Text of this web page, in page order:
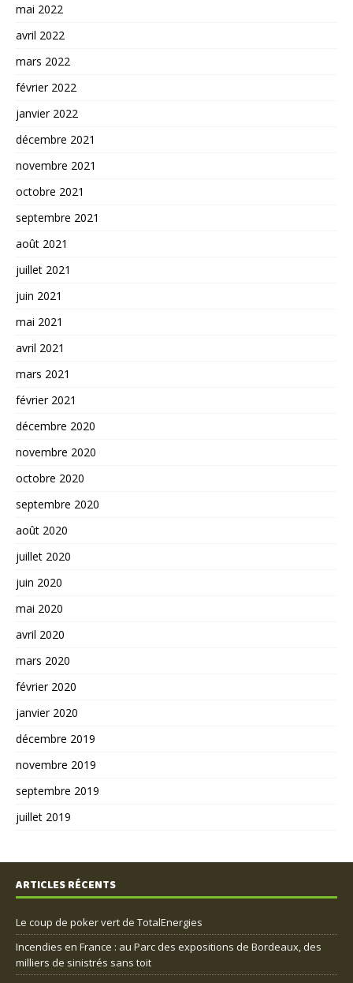
mai 2022
avril 2022
mars 2022
février 2022
janvier 2022
décembre 2021
novembre 2021
octobre 2021
septembre 2021
août 2021
juillet 2021
juin 2021
mai 2021
avril 2021
mars 2021
février 2021
décembre 2020
novembre 2020
octobre 2020
septembre 2020
août 2020
juillet 2020
juin 2020
mai 2020
avril 2020
mars 2020
février 2020
janvier 2020
décembre 2019
novembre 2019
septembre 2019
juillet 2019
ARTICLES RÉCENTS
Le coup de poker vert de TotalEnergies
Incendies en France : au Parc des expositions de Bordeaux, des
milliers de sinistrés sans toit